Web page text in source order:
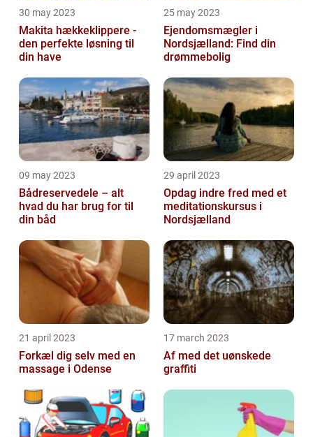
30 may 2023
Makita hækkeklippere -
den perfekte løsning til
din have
25 may 2023
Ejendomsmægler i
Nordsjælland: Find din
drømmebolig
09 may 2023
Bådreservedele – alt
hvad du har brug for til
din båd
29 april 2023
Opdag indre fred med et
meditationskursus i
Nordsjælland
21 april 2023
Forkæl dig selv med en
massage i Odense
17 march 2023
Af med det uønskede
graffiti